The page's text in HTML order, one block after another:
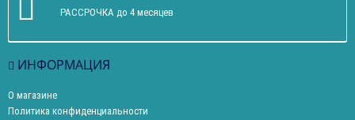
РАССРОЧКА до 4 месяцев
ИНФОРМАЦИЯ
О магазине
Политика конфиденциальности